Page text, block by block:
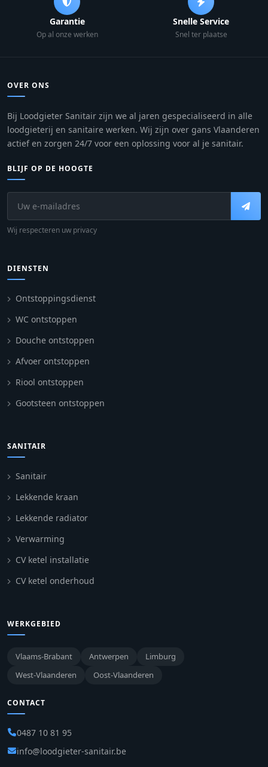
Garantie
Op al onze werken
Snelle Service
Snel ter plaatse
OVER ONS
Bij Loodgieter Sanitair zijn we al jaren gespecialiseerd in alle
loodgieterij en sanitaire werken. Wij zijn over gans Vlaanderen
actief en zorgen 24/7 voor een oplossing voor al je sanitair.
BLIJF OP DE HOOGTE
Wij respecteren uw privacy
DIENSTEN
Ontstoppingsdienst
WC ontstoppen
Douche ontstoppen
Afvoer ontstoppen
Riool ontstoppen
Gootsteen ontstoppen
SANITAIR
Sanitair
Lekkende kraan
Lekkende radiator
Verwarming
CV ketel installatie
CV ketel onderhoud
WERKGEBIED
Vlaams-Brabant Antwerpen
Limburg
West-Vlaanderen
Oost-Vlaanderen
CONTACT
0487 10 81 95
info@loodgieter-sanitair.be